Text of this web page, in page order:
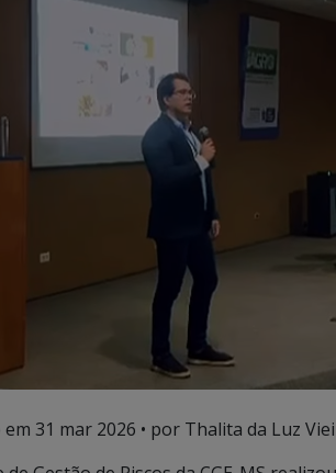
em 31 mar 2026 • por Thalita da Luz